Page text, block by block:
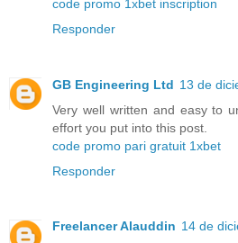
code promo 1xbet inscription
Responder
GB Engineering Ltd 13 de
Very well written and easy to
effort you put into this post.
code promo pari gratuit 1xbet
Responder
Freelancer Alauddin 14 de